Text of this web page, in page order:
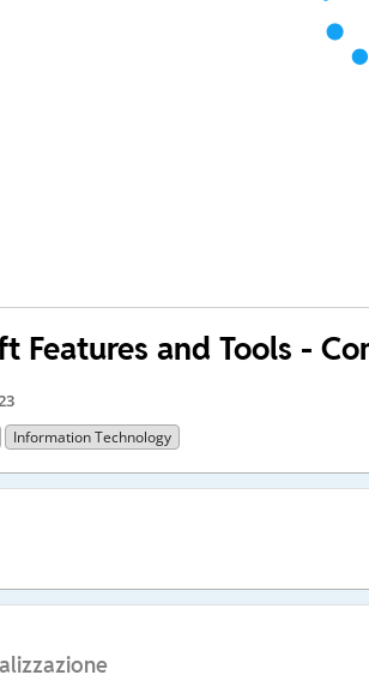
Features and Tools -
Information Technology